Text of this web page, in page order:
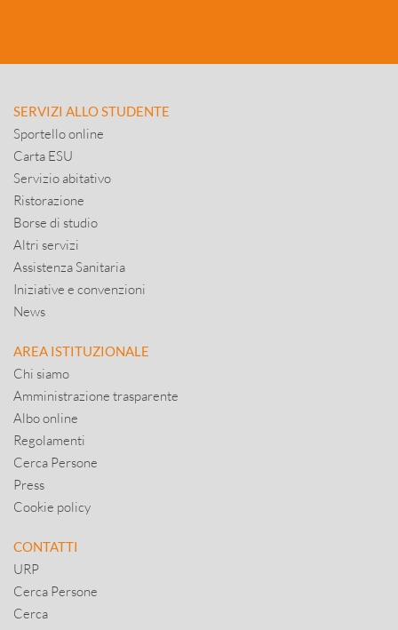
SERVIZI ALLO STUDENTE
Sportello online
Carta ESU
Servizio abitativo
Ristorazione
Borse di studio
Altri servizi
Assistenza Sanitaria
Iniziative e convenzioni
News
AREA ISTITUZIONALE
Chi siamo
Amministrazione trasparente
Albo online
Regolamenti
Cerca Persone
Press
Cookie policy
CONTATTI
URP
Cerca Persone
Cerca